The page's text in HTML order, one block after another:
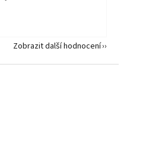
Zobrazit další hodnocení